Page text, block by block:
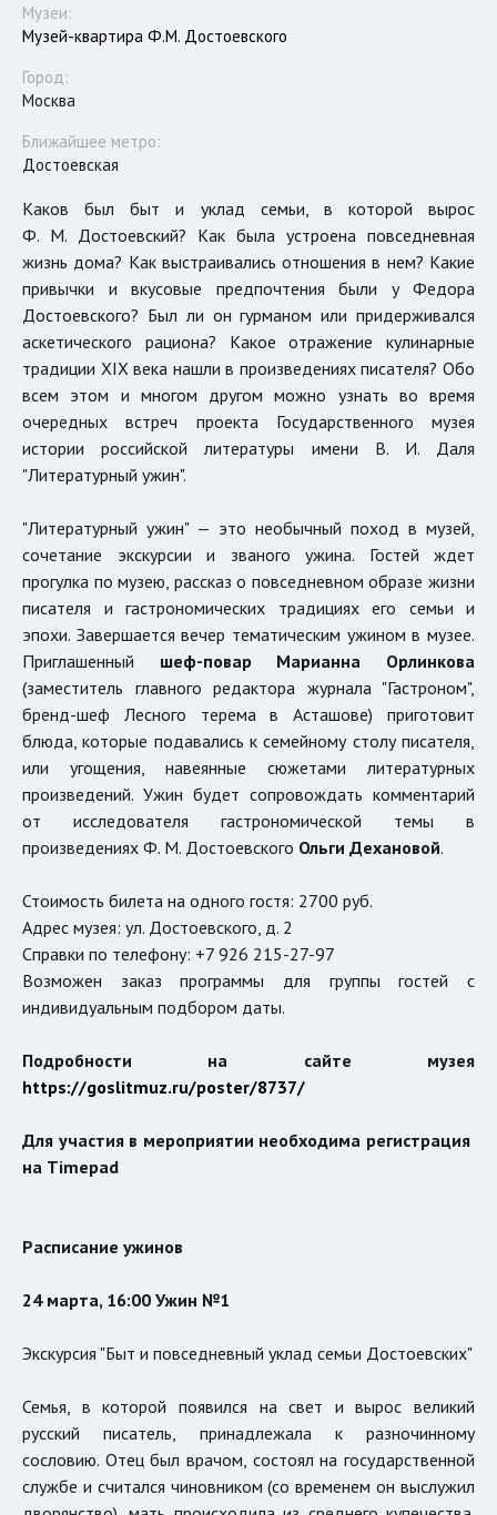
Музеи:
Музей-квартира Ф.М. Достоевского
Город:
Москва
Ближайшее метро:
Достоевская
Каков был быт и уклад семьи, в которой вырос
Ф. М. Достоевский? Как была устроена повседневная
жизнь дома? Как выстраивались отношения в нем? Какие
привычки и вкусовые предпочтения были у Федора
Достоевского? Был ли он гурманом или придерживался
аскетического рациона? Какое отражение кулинарные
традиции XIX века нашли в произведениях писателя? Обо
всем этом и многом другом можно узнать во время
очередных встреч проекта Государственного музея
истории российской литературы имени В. И. Даля
"Литературный ужин".
"Литературный ужин" — это необычный поход в музей,
сочетание экскурсии и званого ужина. Гостей ждет
прогулка по музею, рассказ о повседневном образе жизни
писателя и гастрономических традициях его семьи и
эпохи. Завершается вечер тематическим ужином в музее.
Приглашенный шеф-повар Марианна Орлинкова
(заместитель главного редактора журнала "Гастроном",
бренд-шеф Лесного терема в Асташове) приготовит
блюда, которые подавались к семейному столу писателя,
или угощения, навеянные сюжетами литературных
произведений. Ужин будет сопровождать комментарий
от исследователя гастрономической темы в
произведениях Ф. М. Достоевского Ольги Дехановой.
Стоимость билета на одного гостя: 2700 руб.
Адрес музея: ул. Достоевского, д. 2
Справки по телефону: +7 926 215-27-97
Возможен заказ программы для группы гостей с
индивидуальным подбором даты.
Подробности на сайте музея
https://goslitmuz.ru/poster/8737/
Для участия в мероприятии необходима регистрация
на Timepad
Расписание ужинов
24 марта, 16:00 Ужин №1
Экскурсия "Быт и повседневный уклад семьи Достоевских"
Семья, в которой появился на свет и вырос великий
русский писатель, принадлежала к разночинному
сословию. Отец был врачом, состоял на государственной
службе и считался чиновником (со временем он выслужил